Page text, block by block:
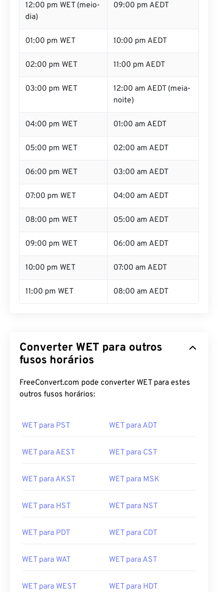
12:00 pm WET (meio-
dia)
09:00 pm AEDT
01:00 pm WET 10:00 pm AEDT
02:00 pm WET 11:00 pm AEDT
03:00 pm WET
12:00 am AEDT (meia-
noite)
04:00 pm WET 01:00 am AEDT
05:00 pm WET 02:00 am AEDT
06:00 pm WET 03:00 am AEDT
07:00 pm WET 04:00 am AEDT
08:00 pm WET 05:00 am AEDT
09:00 pm WET 06:00 am AEDT
10:00 pm WET 07:00 am AEDT
11:00 pm WET 08:00 am AEDT
Converter WET para outros
fusos horários
FreeConvert.com pode converter WET para estes
outros fusos horários:
WET para PST WET para ADT
WET para AEST WET para CST
WET para AKST WET para MSK
WET para HST WET para NST
WET para PDT WET para CDT
WET para WAT WET para AST
WET para WEST WET para HDT